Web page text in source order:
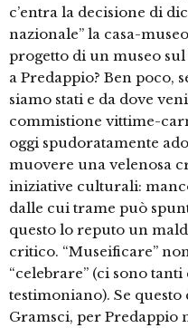
c’entra la decisione di
nazionale” la casa-
progetto di un museo
a Predappio? Ben poco,
siamo stati e da dove
commistione vittime-
oggi spudoratamente
muovere una velenosa
iniziative culturali:
dalle cui trame può
questo lo reputo un
critico. “Museificare”
“celebrare” (ci sono
testimoniano). Se questo
Gramsci, per Predappio